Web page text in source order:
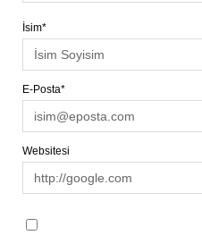
İsim*
E-Posta*
Websitesi